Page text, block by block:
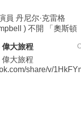
員 丹尼尔·克雷格
) 不開 「奧斯頓
偉大旅程
大旅程
share/v/